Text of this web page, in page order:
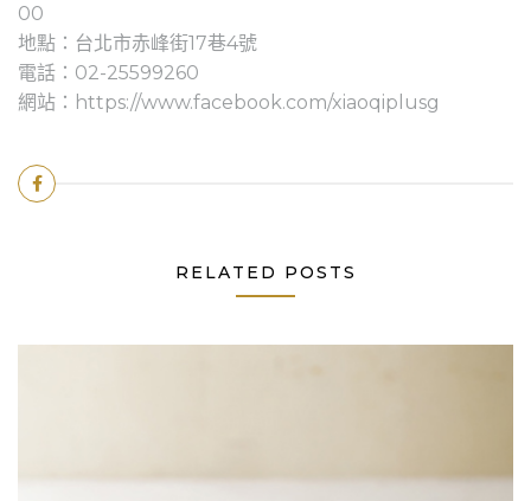
00
地點：台北市赤峰街17巷4號
電話：02-25599260
網站：https://www.facebook.com/xiaoqiplusg
RELATED POSTS